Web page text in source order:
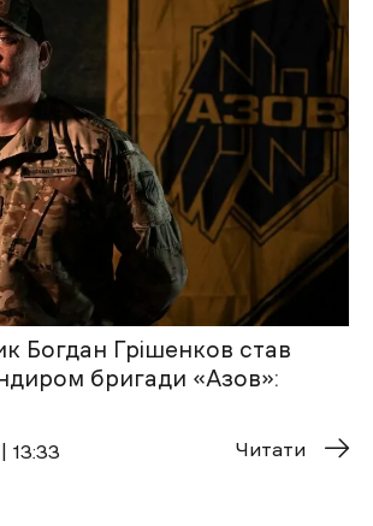
Богдан Грішенков став
бригади «Азов»:
13:33 Читати